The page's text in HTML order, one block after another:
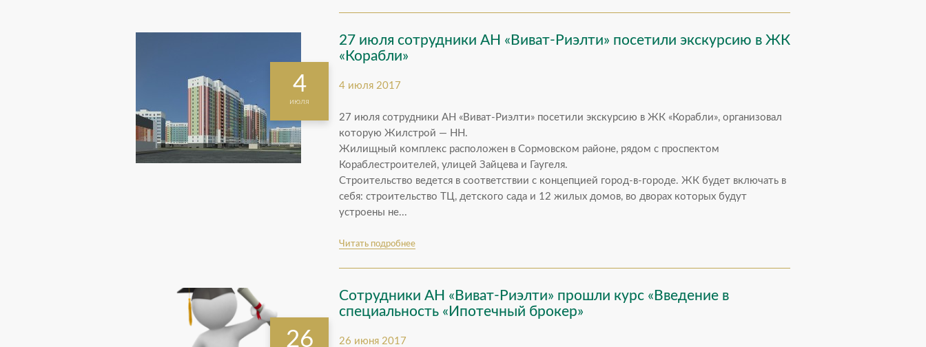
4
июля
27 июля сотрудники АН «Виват-Риэлти» посетили экскурсию в ЖК
«Корабли»
4 июля 2017
27 июля сотрудники АН «Виват-Риэлти» посетили экскурсию в ЖК «Корабли», организовал
которую Жилстрой — НН.
Жилищный комплекс расположен в Сормовском районе, рядом с проспектом
Кораблестроителей, улицей Зайцева и Гаугеля.
Строительство ведется в соответствии с концепцией город-в-городе. ЖК будет включать в
себя: строительство ТЦ, детского сада и 12 жилых домов, во дворах которых будут
устроены не...
Читать подробнее
26
Сотрудники АН «Виват-Риэлти» прошли курс «Введение в
специальность «Ипотечный брокер»
26 июня 2017